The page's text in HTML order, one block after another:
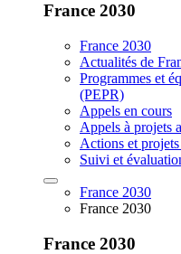
France 2030
France 2030
Actualités de
Programmes et
(PEPR)
Appels en cours
Appels à projets
Actions et
Suivi et
France 2030
France 2030
France 2030